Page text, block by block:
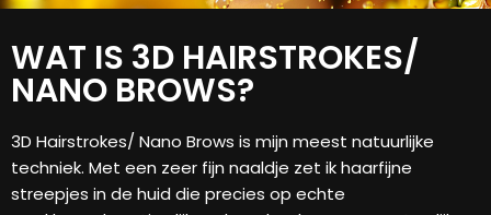
WAT IS 3D HAIRSTROKES/
NANO BROWS?
3D Hairstrokes/ Nano Brows is mijn meest natuurlijke
techniek. Met een zeer fijn naaldje zet ik haarfijne
streepjes in de huid die precies op echte